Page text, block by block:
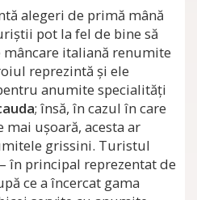
alegeri de primă mână
pot la fel de bine să
italiană renumite
reprezintă şi ele
anumite specialităţi
; însă, în cazul în care
uşoară, acesta ar
grissini. Turistul
în principal reprezentat de
ce a încercat gama